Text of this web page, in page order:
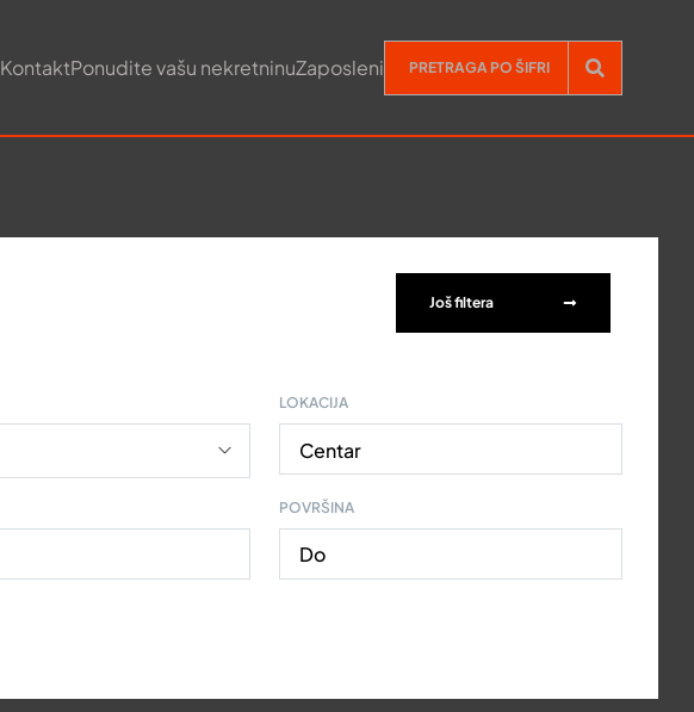
KontaktPonudite vašu nekretninuZaposleni
Još filtera
LOKACIJA
Centar
POVRŠINA